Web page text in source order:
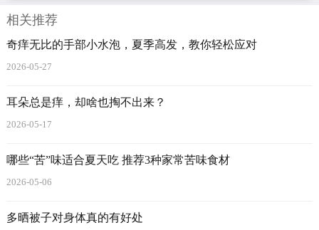
相关推荐
奇痒无比的手部小水泡，夏季高发，教你轻松应对
2026-05-27
耳朵总是痒，却啥也掏不出来？
2026-05-17
哪些“苦”味适合夏天吃 推荐3种家常苦味食材
2026-05-06
多晒被子对身体真的有好处